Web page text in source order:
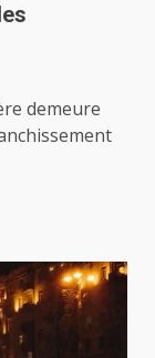
demeure